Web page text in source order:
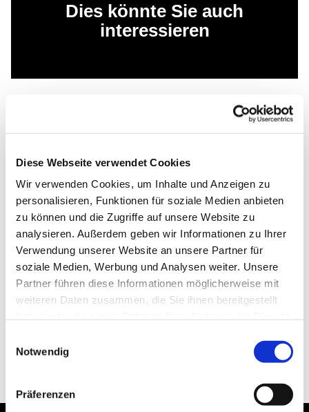
Diese Webseite verwendet Cookies
Wir verwenden Cookies, um Inhalte und Anzeigen zu
personalisieren, Funktionen für soziale Medien anbieten
zu können und die Zugriffe auf unsere Website zu
analysieren. Außerdem geben wir Informationen zu Ihrer
Verwendung unserer Website an unsere Partner für
soziale Medien, Werbung und Analysen weiter. Unsere
Partner führen diese Informationen möglicherweise mit
weiteren Daten zusammen, die Sie ihnen bereitgestellt
Notwendig
Präferenzen
Dies könnte Sie auch
interessieren